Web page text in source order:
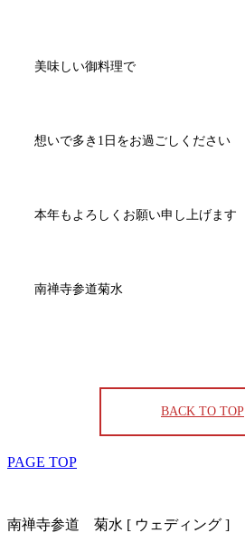
美味しい御料理で
想いで多き1日をお過ごしください
本年もよろしくお願い申し上げます
南禅寺参道菊水
BACK TO TOP
PAGE TOP
南禅寺参道 菊水 [ ウェディング ]